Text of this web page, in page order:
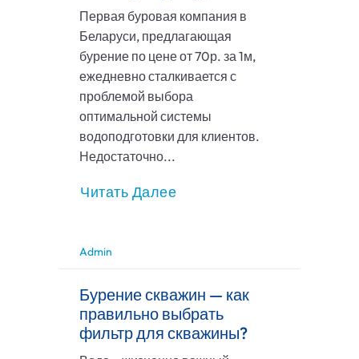
Первая буровая компания в
Беларуси, предлагающая
бурение по цене от 70р. за 1м,
ежедневно сталкивается с
проблемой выбора
оптимальной системы
водоподготовки для клиентов.
Недостаточно...
Читать Далее
Admin
Бурение скважин — как
правильно выбрать
фильтр для скважины?